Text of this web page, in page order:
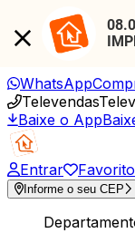
WhatsApp
Televendas
Baixe o App
Entrar
Informe o seu CEP